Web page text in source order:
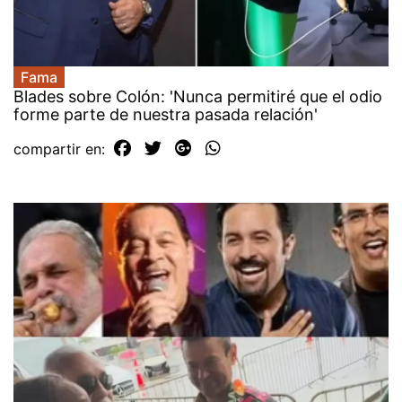
Fama
Blades sobre Colón: 'Nunca permitiré que el odio
forme parte de nuestra pasada relación'
compartir en: